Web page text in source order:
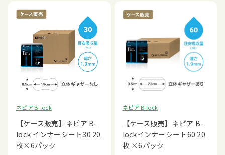
ネピア B-lock
【ケース販売】ネピア B-
lock インナーシート30 20
枚×6パック
ネピア B-lock
【ケース販売】ネピア B-
lockインナーシート60 20
枚 ×6パック